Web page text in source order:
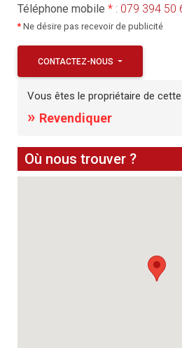
Téléphone mobile *: 079 394 50
*Ne désire pas recevoir de publicité
CONTACTEZ-NOUS
Vous êtes le propriétaire de
» Revendiquer
Où nous trouver ?